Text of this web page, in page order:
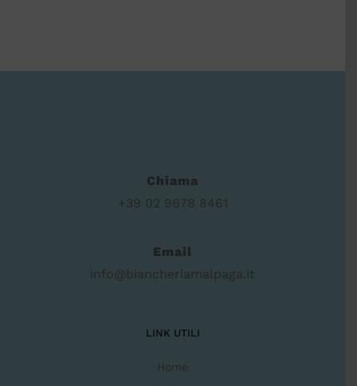
Chiama
+39 02 9678 8461
Email
info@biancheriamalpaga.it
LINK UTILI
Home